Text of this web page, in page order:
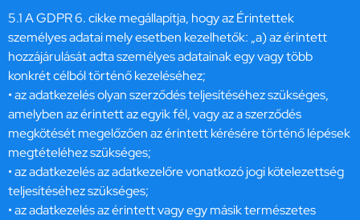
5.1 A GDPR 6. cikke megállapítja, hogy az Érintettek
személyes adatai mely esetben kezelhetők: „a) az érintett
hozzájárulását adta személyes adatainak egy vagy több
konkrét célból történő kezeléséhez;
• az adatkezelés olyan szerződés teljesítéséhez szükséges,
amelyben az érintett az egyik fél, vagy az a szerződés
megkötését megelőzően az érintett kérésére történő lépések
megtételéhez szükséges;
• az adatkezelés az adatkezelőre vonatkozó jogi kötelezettség
teljesítéséhez szükséges;
• az adatkezelés az érintett vagy egy másik természetes